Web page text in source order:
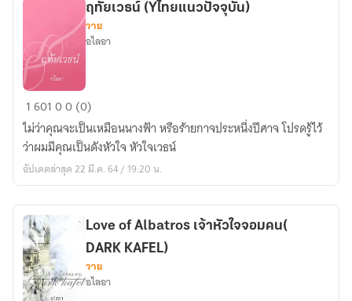
ฤทัย
เว
ธน์
(Yไทย
แนว
ฤทัยเวธน์ (Yไทยแนวปัจจุบัน)
วาย
อไลอา
160100 (0)
ไม่ว่าคุณจะเป็นเหมือนนางฟ้า หรือร้ายกาจประหนึ่งปีศาจ โปรดรู้ไว้
ว่าผมมีคุณเป็นดังหัวใจ หัวใจเวธน์
อัปเดตล่าสุด 22 มี.ค. 64 / 19:20 น.
Love of Albatros เจ้าหัวใจจอมคน(
DARK KAFEL)
วาย
อไลอา